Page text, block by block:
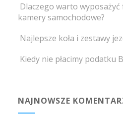
Dlaczego warto
kamery samochodowe?
Najlepsze koła i zestawy
Kiedy nie płacimy podatku
NAJNOWSZE